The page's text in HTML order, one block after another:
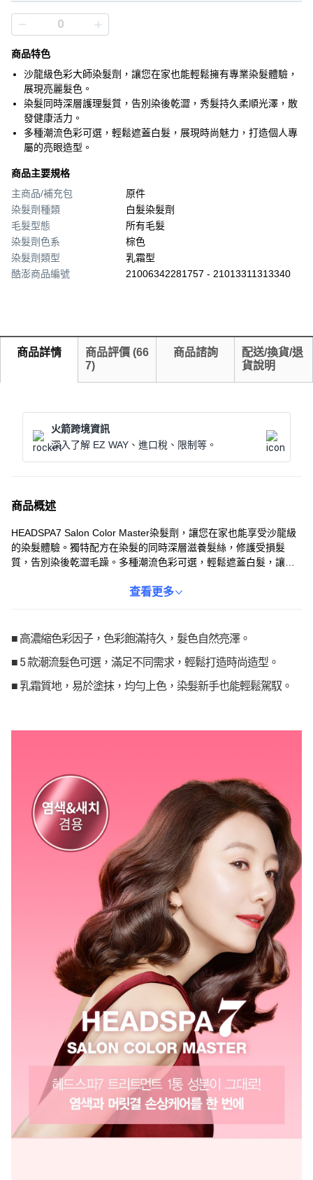
商品特色
沙龍級色彩大師染髮劑，讓您在家也能輕鬆擁有專業染髮體驗，
展現亮麗髮色。
染髮同時深層護理髮質，告別染後乾澀，秀髮持久柔順光澤，散
發健康活力。
多種潮流色彩可選，輕鬆遮蓋白髮，展現時尚魅力，打造個人專
屬的亮眼造型。
商品主要規格
主商品/補充包
原件
染髮劑種類
白髮染髮劑
毛髮型態
所有毛髮
染髮劑色系
棕色
染髮劑類型
乳霜型
酷澎商品編號
21006342281757 - 21013311313340
商品詳情 商品評價 (66
7)
商品諮詢
配送/換貨/退
貨說明
火箭跨境資訊
深入了解 EZ WAY、進口稅、限制等。
商品概述
HEADSPA7 Salon Color Master染髮劑，讓您在家也能享受沙龍級
的染髮體驗。獨特配方在染髮的同時深層滋養髮絲，修護受損髮
質，告別染後乾澀毛躁。多種潮流色彩可選，輕鬆遮蓋白髮，讓您
色，展現您的個人魅力。染髮後髮絲柔順有光澤，頭皮也感到舒適
查看更多
■ 高濃縮色彩因子，色彩飽滿持久，髮色自然亮澤。
■ 5 款潮流髮色可選，滿足不同需求，輕鬆打造時尚造型。
■ 乳霜質地，易於塗抹，均勻上色，染髮新手也能輕鬆駕馭。